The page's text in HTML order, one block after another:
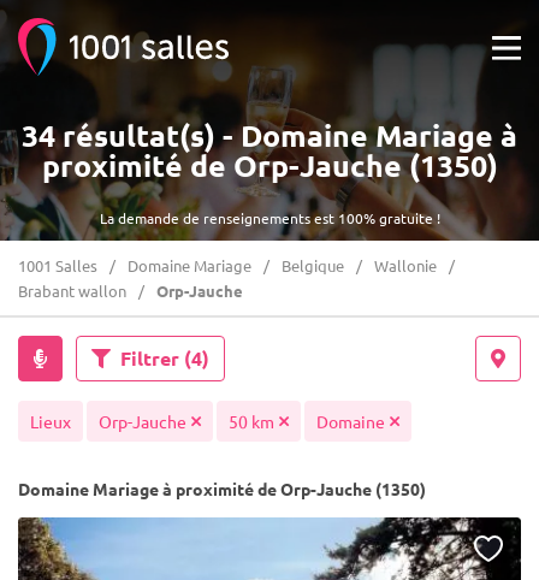
La demande de renseignements est 100% gratuite !
34 résultat(s) - Domaine Mariage à
proximité de Orp-Jauche (1350)
1001 Salles Domaine Mariage Belgique
Wallonie
Brabant wallon
Orp-Jauche
Filtrer (4)
Lieux Orp-Jauche 50 km Domaine
Domaine Mariage à proximité de Orp-Jauche (1350)